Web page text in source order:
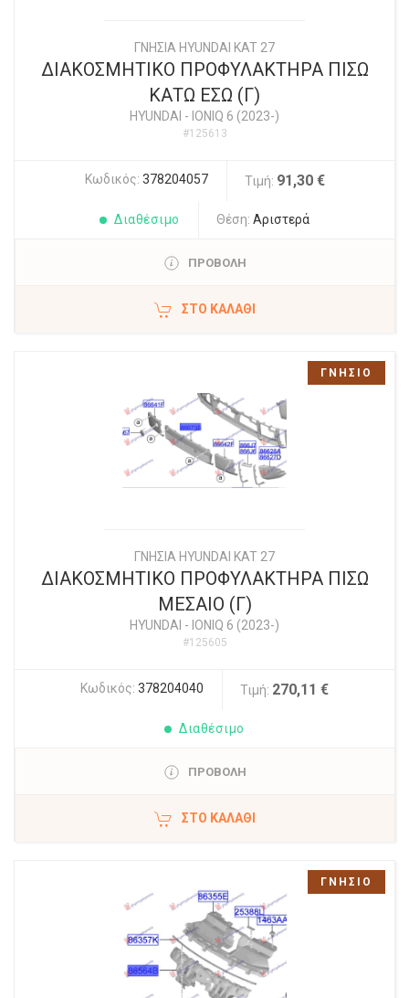
ΓΝΗΣΙΑ HYUNDAI KAT 27
ΔΙΑΚΟΣΜΗΤΙΚΟ ΠΡΟΦΥΛΑΚΤΗΡΑ ΠΙΣΩ
ΚΑΤΩ ΕΣΩ (Γ)
HYUNDAI - IONIQ 6 (2023-)
#125613
Κωδικός: 378204057 Τιμή: 91,30 €
Διαθέσιμο Θέση: Αριστερά
ΠΡΟΒΟΛΗ
ΣΤΟ ΚΑΛΆΘΙ
ΓΝΗΣΙΑ HYUNDAI KAT 27
ΔΙΑΚΟΣΜΗΤΙΚΟ ΠΡΟΦΥΛΑΚΤΗΡΑ ΠΙΣΩ
ΜΕΣΑΙΟ (Γ)
HYUNDAI - IONIQ 6 (2023-)
#125605
Κωδικός: 378204040 Τιμή: 270,11 €
Διαθέσιμο
ΠΡΟΒΟΛΗ
ΣΤΟ ΚΑΛΆΘΙ
ΓΝΗΣΙΟ
ΓΝΗΣΙΟ